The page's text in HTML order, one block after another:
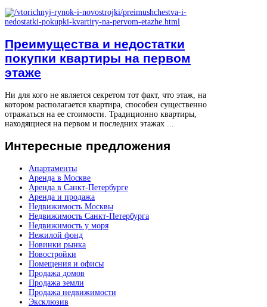
Преимущества и недостатки
покупки квартиры на первом
этаже
Ни для кого не является секретом тот факт, что этаж, на
котором располагается квартира, способен существенно
отражаться на ее стоимости. Традиционно квартиры,
находящиеся на первом и последних этажах ...
Интересные предложения
Апартаменты
Аренда в Москве
Аренда в Санкт-Петербурге
Аренда и продажа
Недвижимость Москвы
Недвижимость Санкт-Петербурга
Недвижимость у моря
Нежилой фонд
Новинки рынка
Новостройки
Помещения и офисы
Продажа домов
Продажа земли
Продажа недвижимости
Эксклюзив